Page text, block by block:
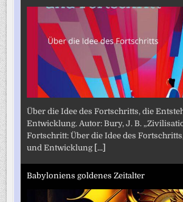
Über die Idee des Fortschritts, die
Entwicklung. Autor: Bury, J. B.
Fortschritt: Über die Idee des
und Entwicklung [...]
Babyloniens goldenes Zeitalter